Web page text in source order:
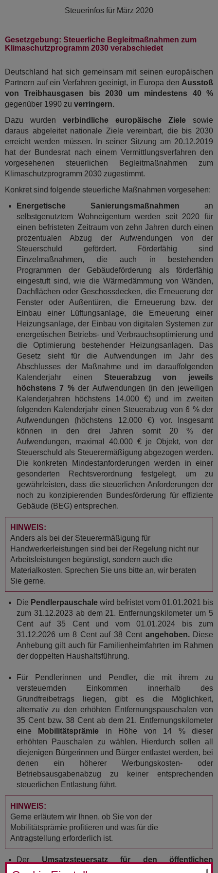
Steuerinfos für März 2020
Gesetzgebung: Steuerliche Begleitmaßnahmen zum
Klimaschutzprogramm 2030 verabschiedet
Deutschland hat sich gemeinsam mit seinen europäischen
Partnern auf ein Verfahren geeinigt, in Europa den Ausstoß
von Treibhausgasen bis 2030 um mindestens 40 %
gegenüber 1990 zu verringern.
Dazu wurden verbindliche europäische Ziele sowie
daraus abgeleitet nationale Ziele vereinbart, die bis 2030
erreicht werden müssen. In seiner Sitzung am 20.12.2019
hat der Bundesrat nach einem Vermittlungsverfahren den
vorgesehenen steuerlichen Begleitmaßnahmen zum
Klimaschutzprogramm 2030 zugestimmt.
Konkret sind folgende steuerliche Maßnahmen vorgesehen:
Energetische Sanierungsmaßnahmen an
selbstgenutztem Wohneigentum werden seit 2020 für
einen befristeten Zeitraum von zehn Jahren durch einen
prozentualen Abzug der Aufwendungen von der
Steuerschuld gefördert. Förderfähig sind
Einzelmaßnahmen, die auch in bestehenden
Programmen der Gebäudeförderung als förderfähig
eingestuft sind, wie die Wärmedämmung von Wänden,
Dachflächen oder Geschossdecken, die Erneuerung der
Fenster oder Außentüren, die Erneuerung bzw. der
Einbau einer Lüftungsanlage, die Erneuerung einer
Heizungsanlage, der Einbau von digitalen Systemen zur
energetischen Betriebs- und Verbrauchsoptimierung und
die Optimierung bestehender Heizungsanlagen. Das
Gesetz sieht für die Aufwendungen im Jahr des
Abschlusses der Maßnahme und im darauffolgenden
Kalenderjahr einen Steuerabzug von jeweils
höchstens 7 %der Aufwendungen (in den jeweiligen
Kalenderjahren höchstens 14.000 €) und im zweiten
folgenden Kalenderjahr einen Steuerabzug von 6 % der
Aufwendungen (höchstens 12.000 €) vor. Insgesamt
können in den drei Jahren somit 20 % der
Aufwendungen, maximal 40.000 € je Objekt, von der
Steuerschuld als Steuerermäßigung abgezogen werden.
Die konkreten Mindestanforderungen werden in einer
gesonderten Rechtsverordnung festgelegt, um zu
gewährleisten, dass die steuerlichen Anforderungen der
noch zu konzipierenden Bundesförderung für effiziente
Gebäude (BEG) entsprechen.
HINWEIS:
Anders als bei der Steuerermäßigung für
Handwerkerleistungen sind bei der Regelung nicht nur
Arbeitsleistungen begünstigt, sondern auch die
Materialkosten. Sprechen Sie uns bitte an, wir beraten
Sie gerne.
Die Pendlerpauschale wird befristet vom 01.01.2021 bis
zum 31.12.2023 ab dem 21. Entfernungskilometer um 5
Cent auf 35 Cent und vom 01.01.2024 bis zum
31.12.2026 um 8 Cent auf 38 Cent angehoben.Diese
Anhebung gilt auch für Familienheimfahrten im Rahmen
der doppelten Haushaltsführung.
Für Pendlerinnen und Pendler, die mit ihrem zu
versteuernden Einkommen innerhalb des
Grundfreibetrags liegen, gibt es die Möglichkeit,
alternativ zu den erhöhten Entfernungspauschalen von
35 Cent bzw. 38 Cent ab dem 21. Entfernungskilometer
eine
Mobilitätsprämie in Höhe von 14 % dieser
erhöhten Pauschalen zu wählen. Hierdurch sollen all
diejenigen Bürgerinnen und Bürger entlastet werden, bei
denen ein höherer Werbungskosten- oder
Betriebsausgabenabzug zu keiner entsprechenden
steuerlichen Entlastung führt.
HINWEIS:
Gerne erläutern wir Ihnen, ob Sie von der
Mobilitätsprämie profitieren und was für die
Antragstellung erforderlich ist.
Der Umsatzsteuersatz für den öffentlichen
Bahnfernverkehr
wurde von 19 %